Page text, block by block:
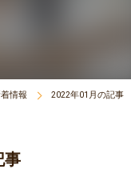
情報 2022年01月の記事
事